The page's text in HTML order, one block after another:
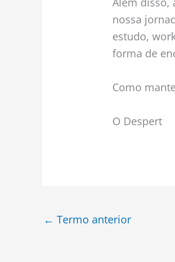
nossa
estudo,
forma de
Como
O Despert
← Termo anterior